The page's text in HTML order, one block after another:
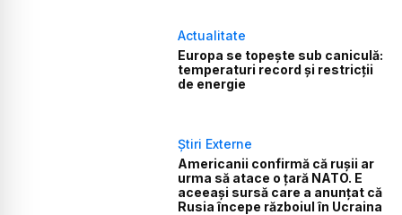
Actualitate
Europa se topește sub caniculă:
temperaturi record și restricții
de energie
Știri Externe
Americanii confirmă că rușii ar
urma să atace o țară NATO. E
aceeași sursă care a anunțat că
Rusia începe războiul în Ucraina